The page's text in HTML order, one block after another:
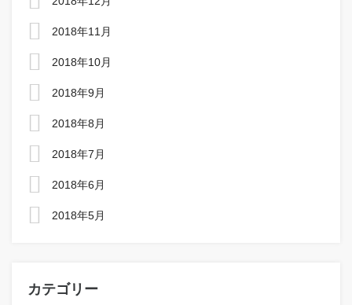
2018年11月
2018年10月
2018年9月
2018年8月
2018年7月
2018年6月
2018年5月
カテゴリー